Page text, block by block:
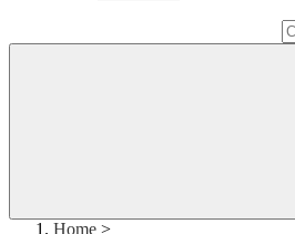
Home >